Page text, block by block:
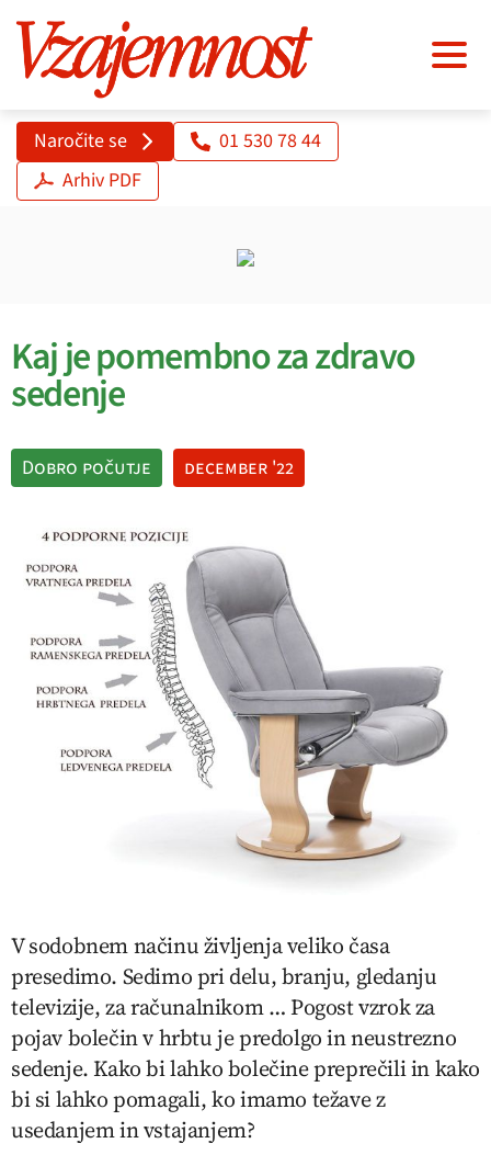
Naročite se
01 530 78 44
Arhiv PDF
Kaj je pomembno za zdravo
sedenje
Dobro počutje december '22
V sodobnem načinu življenja veliko časa
presedimo. Sedimo pri delu, branju, gledanju
televizije, za računalnikom … Pogost vzrok za
pojav bolečin v hrbtu je predolgo in neustrezno
sedenje. Kako bi lahko bolečine preprečili in kako
bi si lahko pomagali, ko imamo težave z
usedanjem in vstajanjem?